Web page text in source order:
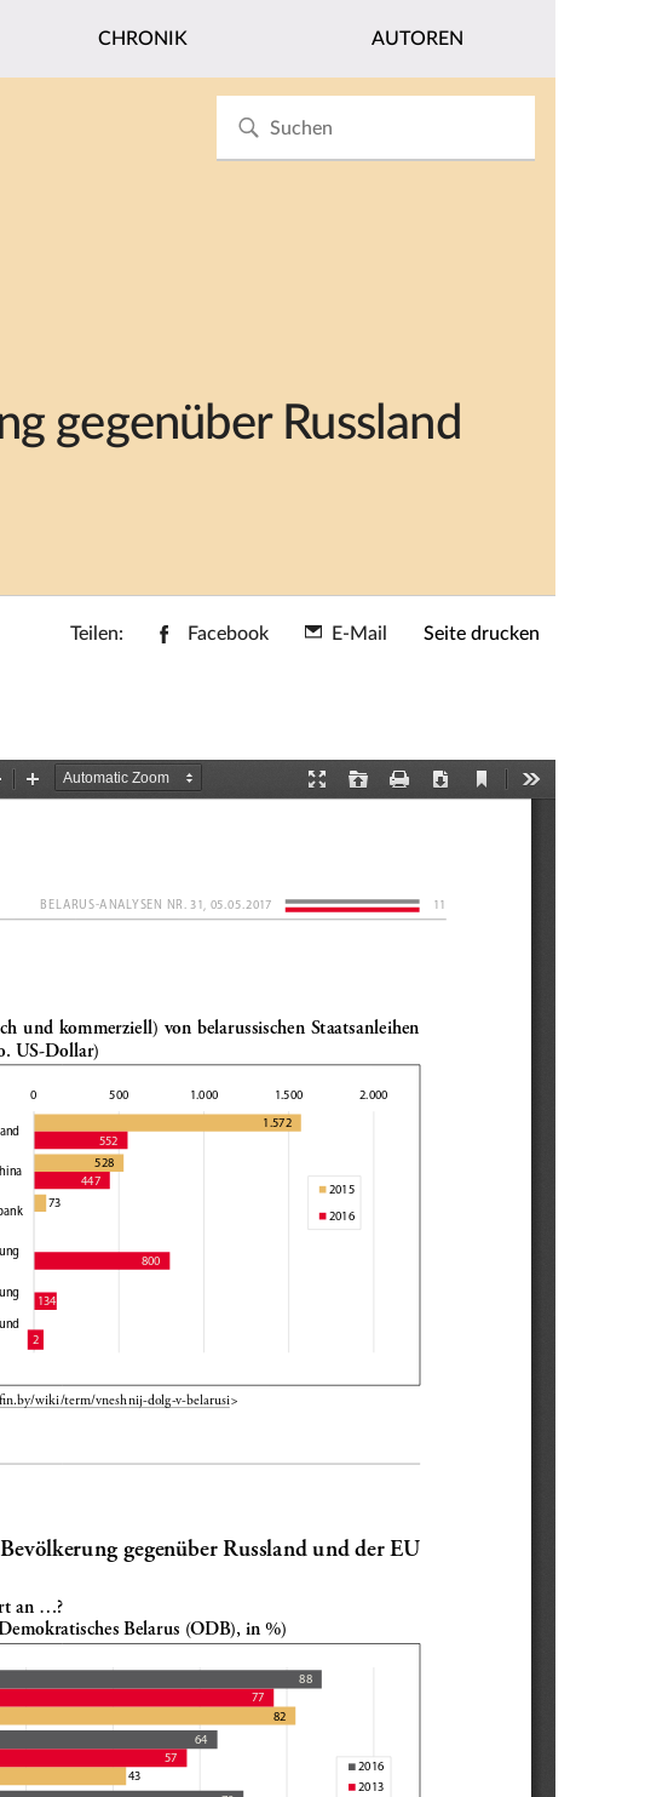
CHRONIK AUTOREN
gegenüber Russland
Teilen: Facebook E-Mail Seite drucken